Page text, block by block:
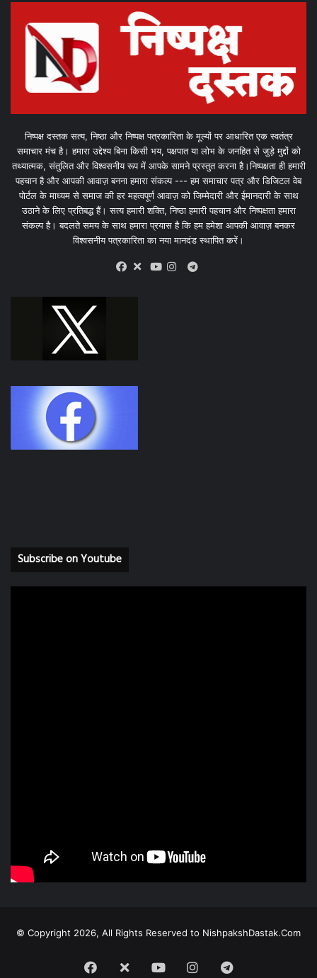
निष्पक्ष दस्तक सत्य, निष्ठा और निष्पक्ष पत्रकारिता के मूल्यों पर आधारित एक स्वतंत्र
समाचार मंच है। हमारा उद्देश्य बिना किसी भय, पक्षपात या लोभ के जनहित से जुड़े मुद्दों को
तथ्यात्मक, संतुलित और विश्वसनीय रूप में आपके सामने प्रस्तुत करना है।निष्पक्षता ही हमारी
पहचान है और आपकी आवाज़ बनना हमारा संकल्प --- हम समाचार पत्र और डिजिटल वेब
पोर्टल के माध्यम से समाज की हर महत्वपूर्ण आवाज़ को जिम्मेदारी और ईमानदारी के साथ
उठाने के लिए प्रतिबद्ध हैं। सत्य हमारी शक्ति, निष्ठा हमारी पहचान और निष्पक्षता हमारा
संकल्प है। बदलते समय के साथ हमारा प्रयास है कि हम हमेशा आपकी आवाज़ बनकर
विश्वसनीय पत्रकारिता का नया मानदंड स्थापित करें।
X
Telegram
Subscribe on Youtube
© Copyright 2026, All Rights Reserved to NishpakshDastak.Com
Facebook
X YoutubeInstagramTelegram